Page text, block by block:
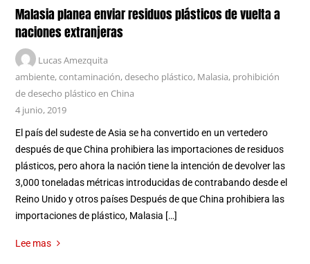
Malasia planea enviar residuos plásticos de vuelta a
naciones extranjeras
Lucas Amezquita
ambiente,contaminación,desecho plástico, Malasia, prohibición
de desecho plástico en China
4 junio, 2019
El país del sudeste de Asia se ha convertido en un vertedero
después de que China prohibiera las importaciones de residuos
plásticos, pero ahora la nación tiene la intención de devolver las
3,000 toneladas métricas introducidas de contrabando desde el
Reino Unido y otros países Después de que China prohibiera las
importaciones de plástico, Malasia […]
Lee mas